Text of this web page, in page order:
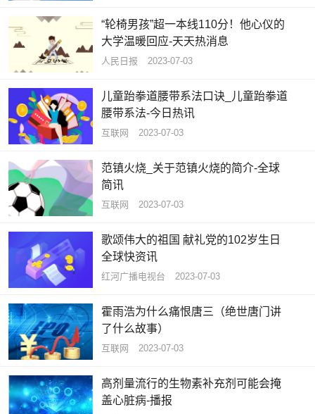
“轮椅男孩”超一本线110分！他心仪的
大学温暖回应-天天热消息
人民日报 2023-07-03
儿童跆拳道腰带系法口诀_儿童跆拳道
腰带系法-今日热讯
互联网 2023-07-03
范镇火烧_关于范镇火烧的简介-全球
简讯
互联网 2023-07-03
歌颂伟大的祖国 献礼党的102岁生日
全球快资讯
红河广播电视台 2023-07-03
霍雨浩为什么痛恨唐三（绝世唐门讲
了什么故事）
互联网 2023-07-03
高剂量流行的生物素补充剂可能会掩
盖心脏病-播报